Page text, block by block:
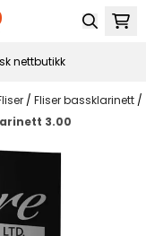
nettbutikk
/ Fliser bassklarinett /
3.00